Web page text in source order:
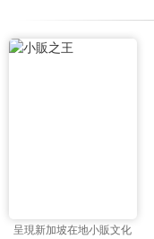
呈現新加坡在地小販文化